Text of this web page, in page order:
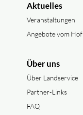
Aktuelles
Veranstaltungen
Angebote vom Hof
Über uns
Über Landservice
Partner-Links
FAQ